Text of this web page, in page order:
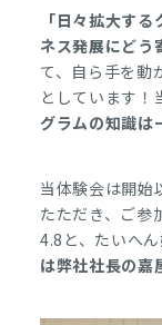
「日々拡大す
ネス発展にどう
て、自ら手を動
としています！
グラムの知識は
当体験会は開始
たただき、ご参
4.8と、たいへ
は弊社社長の嘉